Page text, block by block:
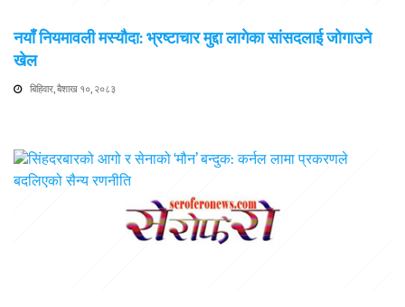
नयाँ नियमावली मस्यौदा: भ्रष्टाचार मुद्दा लागेका सांसदलाई जोगाउने
खेल
बिहिवार, बैशाख १०, २०८३